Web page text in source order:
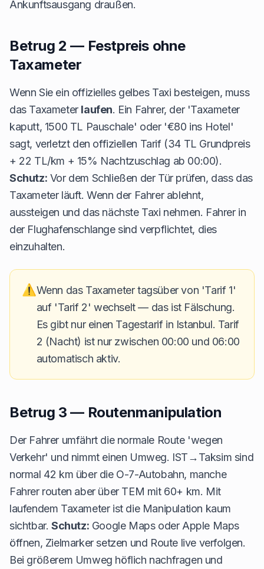
Ankunftsausgang draußen.
Betrug 2 — Festpreis ohne
Taxameter
Wenn Sie ein offizielles gelbes Taxi besteigen, muss
das Taxameter laufen. Ein Fahrer, der 'Taxameter
kaputt, 1500 TL Pauschale' oder '€80 ins Hotel'
sagt, verletzt den offiziellen Tarif (34 TL Grundpreis
+ 22 TL/km + 15% Nachtzuschlag ab 00:00).
Schutz: Vor dem Schließen der Tür prüfen, dass das
Taxameter läuft. Wenn der Fahrer ablehnt,
aussteigen und das nächste Taxi nehmen. Fahrer in
der Flughafenschlange sind verpflichtet, dies
einzuhalten.
⚠️Wenn das Taxameter tagsüber von 'Tarif 1'
auf 'Tarif 2' wechselt — das ist Fälschung.
Es gibt nur einen Tagestarif in Istanbul. Tarif
2 (Nacht) ist nur zwischen 00:00 und 06:00
automatisch aktiv.
Betrug 3 — Routenmanipulation
Der Fahrer umfährt die normale Route 'wegen
Verkehr' und nimmt einen Umweg. IST→Taksim sind
normal 42 km über die O-7-Autobahn, manche
Fahrer routen aber über TEM mit 60+ km. Mit
laufendem Taxameter ist die Manipulation kaum
sichtbar. Schutz: Google Maps oder Apple Maps
öffnen, Zielmarker setzen und Route live verfolgen.
Bei größerem Umweg höflich nachfragen und